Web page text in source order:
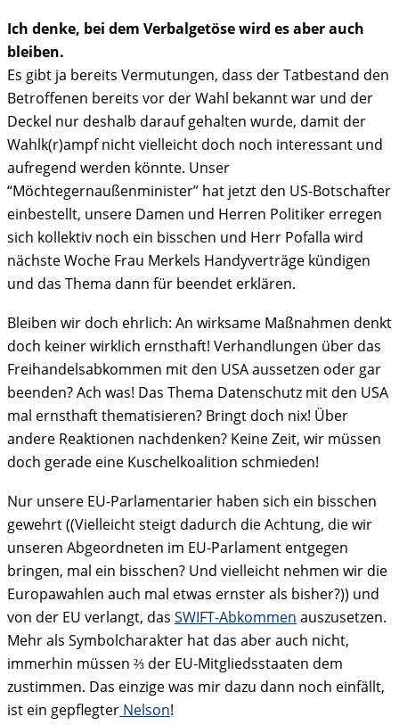
Ich denke, bei dem Verbalgetöse wird es aber auch
bleiben.
Es gibt ja bereits Vermutungen, dass der Tatbestand den
Betroffenen bereits vor der Wahl bekannt war und der
Deckel nur deshalb darauf gehalten wurde, damit der
Wahlk(r)ampf nicht vielleicht doch noch interessant und
aufregend werden könnte. Unser
“Möchtegernaußenminister” hat jetzt den US-Botschafter
einbestellt, unsere Damen und Herren Politiker erregen
sich kollektiv noch ein bisschen und Herr Pofalla wird
nächste Woche Frau Merkels Handyverträge kündigen
und das Thema dann für beendet erklären.
Bleiben wir doch ehrlich: An wirksame Maßnahmen denkt
doch keiner wirklich ernsthaft! Verhandlungen über das
Freihandelsabkommen mit den USA aussetzen oder gar
beenden? Ach was! Das Thema Datenschutz mit den USA
mal ernsthaft thematisieren? Bringt doch nix! Über
andere Reaktionen nachdenken? Keine Zeit, wir müssen
doch gerade eine Kuschelkoalition schmieden!
Nur unsere EU-Parlamentarier haben sich ein bisschen
gewehrt ((Vielleicht steigt dadurch die Achtung, die wir
unseren Abgeordneten im EU-Parlament entgegen
bringen, mal ein bisschen? Und vielleicht nehmen wir die
Europawahlen auch mal etwas ernster als bisher?)) und
von der EU verlangt, das SWIFT-Abkommen auszusetzen.
Mehr als Symbolcharakter hat das aber auch nicht,
immerhin müssen ⅔ der EU-Mitgliedsstaaten dem
zustimmen. Das einzige was mir dazu dann noch einfällt,
ist ein gepflegter Nelson!